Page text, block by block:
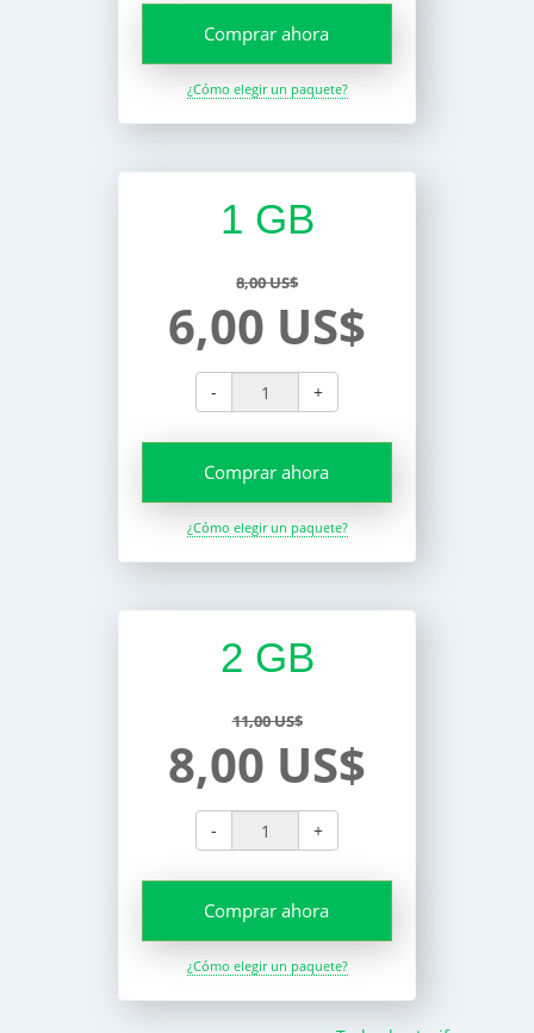
Comprar ahora
¿Cómo elegir un paquete?
1 GB
8,00 US$
6,00 US$
- +
Comprar ahora
¿Cómo elegir un paquete?
2 GB
11,00 US$
8,00 US$
- +
Comprar ahora
¿Cómo elegir un paquete?